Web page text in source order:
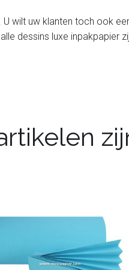
wilt uw klanten toch ook
dessins luxe